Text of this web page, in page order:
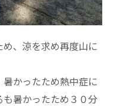
、涼を求め再度山に
かったため熱中症に
暑かったため３０分